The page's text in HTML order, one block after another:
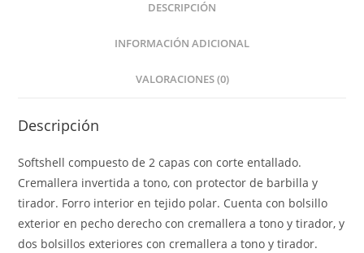
DESCRIPCIÓN
INFORMACIÓN ADICIONAL
VALORACIONES (0)
Descripción
Softshell compuesto de 2 capas con corte entallado.
Cremallera invertida a tono, con protector de barbilla y
tirador. Forro interior en tejido polar. Cuenta con bolsillo
exterior en pecho derecho con cremallera a tono y tirador, y
dos bolsillos exteriores con cremallera a tono y tirador.